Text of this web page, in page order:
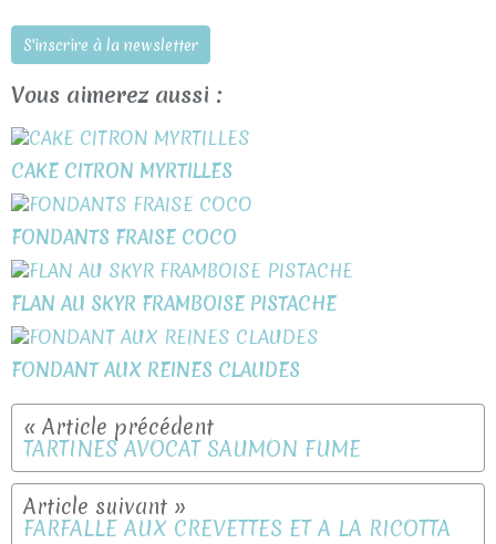
S'inscrire à la newsletter
Vous aimerez aussi :
CAKE CITRON MYRTILLES
FONDANTS FRAISE COCO
FLAN AU SKYR FRAMBOISE PISTACHE
FONDANT AUX REINES CLAUDES
TARTINES AVOCAT SAUMON FUME
FARFALLE AUX CREVETTES ET A LA RICOTTA